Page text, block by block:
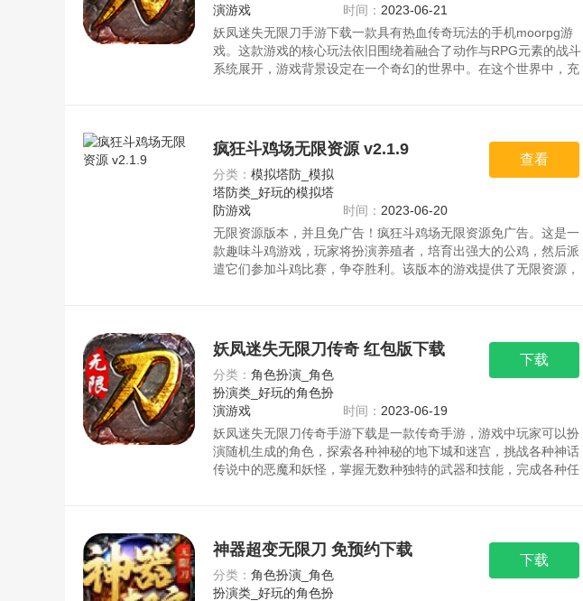
演游戏
时间： 2023-06-21
妖凤迷失无限刀手游下载一款具有热血传奇玩法的手机moorpg游
戏。这款游戏的核心玩法依旧围绕着融合了动作与RPG元素的战斗
系统展开，游戏背景设定在一个奇幻的世界中。在这个世界中，充
疯狂斗鸡场无限资源 v2.1.9
分类： 模拟塔防_模拟
塔防类_好玩的模拟塔
防游戏
时间： 2023-06-20
无限资源版本，并且免广告！疯狂斗鸡场无限资源免广告。这是一
款趣味斗鸡游戏，玩家将扮演养殖者，培育出强大的公鸡，然后派
遣它们参加斗鸡比赛，争夺胜利。该版本的游戏提供了无限资源，
查看
妖凤迷失无限刀传奇 红包版下载
分类： 角色扮演_角色
扮演类_好玩的角色扮
演游戏
时间： 2023-06-19
妖凤迷失无限刀传奇手游下载是一款传奇手游，游戏中玩家可以扮
演随机生成的角色，探索各种神秘的地下城和迷宫，挑战各种神话
传说中的恶魔和妖怪，掌握无数种独特的武器和技能，完成各种任
下载
神器超变无限刀 免预约下载
分类： 角色扮演_角色
扮演类_好玩的角色扮
下载